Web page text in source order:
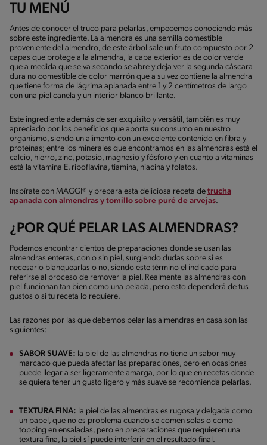
TU MENÚ
Antes de conocer el truco para pelarlas, empecemos conociendo más
sobre este ingrediente. La almendra es una semilla comestible
proveniente del almendro, de este árbol sale un fruto compuesto por 2
capas que protege a la almendra, la capa exterior es de color verde
que a medida que se va secando se abre y deja ver la segunda cáscara
dura no comestible de color marrón que a su vez contiene la almendra
que tiene forma de lágrima aplanada entre 1 y 2 centímetros de largo
con una piel canela y un interior blanco brillante.
Este ingrediente además de ser exquisito y versátil, también es muy
apreciado por los beneficios que aporta su consumo en nuestro
organismo, siendo un alimento con un excelente contenido en fibra y
proteínas; entre los minerales que encontramos en las almendras está el
calcio, hierro, zinc, potasio, magnesio y fósforo y en cuanto a vitaminas
está la vitamina E, riboflavina, tiamina, niacina y folatos.
Inspírate con MAGGI® y prepara esta deliciosa receta de trucha
apanada con almendras y tomillo sobre puré de arvejas.
¿POR QUÉ PELAR LAS ALMENDRAS?
Podemos encontrar cientos de preparaciones donde se usan las
almendras enteras, con o sin piel, surgiendo dudas sobre si es
necesario blanquearlas o no, siendo este término el indicado para
referirse al proceso de remover la piel. Realmente las almendras con
piel funcionan tan bien como una pelada, pero esto dependerá de tus
gustos o si tu receta lo requiere.
Las razones por las que debemos pelar las almendras en casa son las
siguientes:
SABOR SUAVE: la piel de las almendras no tiene un sabor muy
marcado que pueda afectar las preparaciones, pero en ocasiones
puede llegar a ser ligeramente amarga, por lo que en recetas donde
se quiera tener un gusto ligero y más suave se recomienda pelarlas.
TEXTURA FINA: la piel de las almendras es rugosa y delgada como
un papel, que no es problema cuando se comen solas o como
topping en ensaladas, pero en preparaciones que requieren una
textura fina, la piel sí puede interferir en el resultado final.